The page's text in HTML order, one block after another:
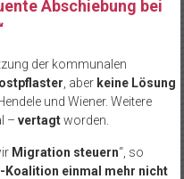
Abschiebung bei
der kommunalen
, aber keine Lösung
und Wiener. Weitere
– vertagtworden.
Migration steuern“, so
Koalition einmal mehr nicht